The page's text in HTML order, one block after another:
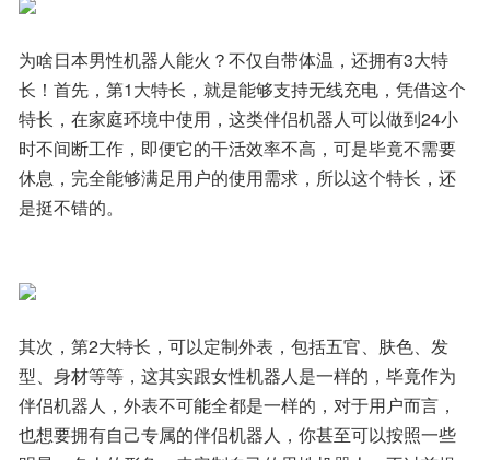
为啥日本男性机器人能火？不仅自带体温，还拥有3大特
长！首先，第1大特长，就是能够支持无线充电，凭借这个
特长，在家庭环境中使用，这类伴侣机器人可以做到24小
时不间断工作，即便它的干活效率不高，可是毕竟不需要
休息，完全能够满足用户的使用需求，所以这个特长，还
是挺不错的。
其次，第2大特长，可以定制外表，包括五官、肤色、发
型、身材等等，这其实跟女性机器人是一样的，毕竟作为
伴侣机器人，外表不可能全都是一样的，对于用户而言，
也想要拥有自己专属的伴侣机器人，你甚至可以按照一些